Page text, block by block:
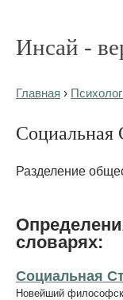
Инсай -
Главная ›
Социальная
Разделение
словарях:
Социальная
Новейший